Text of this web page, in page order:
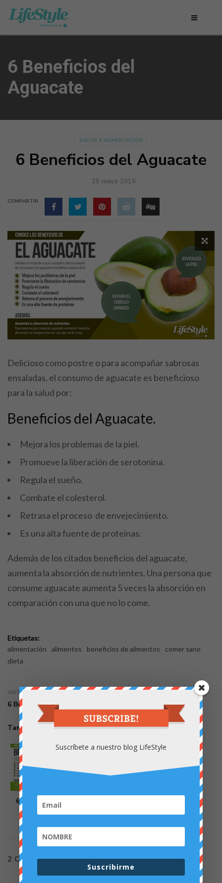
6 Beneficios del
Aguacate
SALUD Y ALIMENTACIÓN
6 Beneficios del Aguacate
25 mayo 2016
COMPARTIR
Delicioso como postre o para acompañar sabrosas
ensaladas, el consumo de aguacate es beneficioso
para la salud por:
Beneficios del Aguacate.
Mejora los problemas de la piel.
Promueve la liberación de serotonina.
Regula el sueño.
Combate el colesterol.
Retrasa el proceso de envejecimiento.
Es una alta fuente de proteínas.
Además de los citados beneficios del aguacate,
aumenta la absorción de nutrientes. Una persona que
consume aguacate aumenta 5 veces la absorción en
comparación con una que no lo come.
Etiquetas:
alimentación
alimentos beneficios de alimentos
comer sano
dieta
ARTÍCULO SIGUIENTE
6 Beneficios del Brocoli
También podría gustarte
6 Beneficios del Brocoli
31 mayo 2016
2 Comentarios
Suscríbete a nuestro blog LifeStyle
Suscribirme